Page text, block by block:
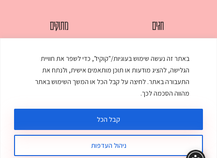
באתר זה נעשה שימוש בעוגיות/"קוקיז", כדי לשפר את חוויית
הגלישה, להציג מודעות או תוכן מותאמים אישית, ולנתח את
התעבורה באתר. לחיצה על קבל הכל או המשך השימוש באתר
מהווה הסכמה לכך.
ניהול העדפות
קבל הכל
חגים
מאפים
ממולאים
מרקים
מתוקים
עוגות
עוף
© כל הזכויות שמורות לענת אלישע | עיצוב ובניית אתר